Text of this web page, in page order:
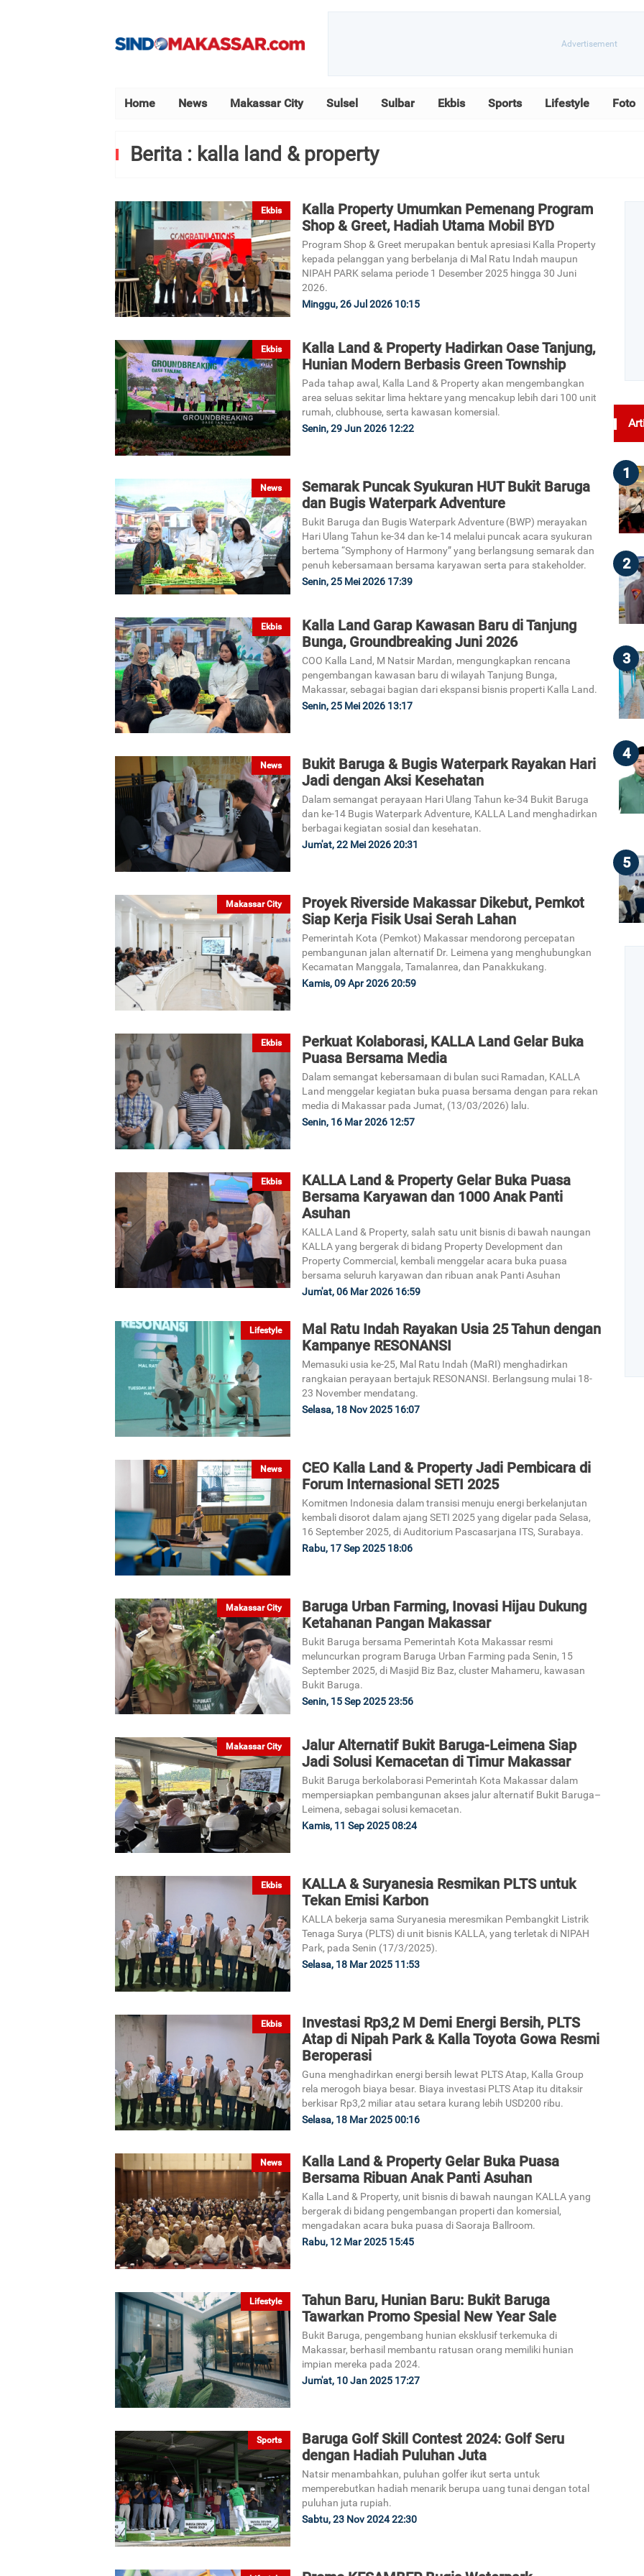
Home News Makassar City Sulsel Sulbar Ekbis Sports Lifestyle Foto
Berita : kalla land & property
Ekbis
Kalla Property Umumkan Pemenang Program
Shop & Greet, Hadiah Utama Mobil BYD
Program Shop & Greet merupakan bentuk apresiasi Kalla Property
kepada pelanggan yang berbelanja di Mal Ratu Indah maupun
NIPAH PARK selama periode 1 Desember 2025 hingga 30 Juni
2026.
Minggu, 26 Jul 2026 10:15
Ekbis
Kalla Land & Property Hadirkan Oase Tanjung,
Hunian Modern Berbasis Green Township
Pada tahap awal, Kalla Land & Property akan mengembangkan
area seluas sekitar lima hektare yang mencakup lebih dari 100 unit
rumah, clubhouse, serta kawasan komersial.
Senin, 29 Jun 2026 12:22
News
Semarak Puncak Syukuran HUT Bukit Baruga
dan Bugis Waterpark Adventure
Bukit Baruga dan Bugis Waterpark Adventure (BWP) merayakan
Hari Ulang Tahun ke-34 dan ke-14 melalui puncak acara syukuran
bertema “Symphony of Harmony” yang berlangsung semarak dan
penuh kebersamaan bersama karyawan serta para stakeholder.
Senin, 25 Mei 2026 17:39
Ekbis
Kalla Land Garap Kawasan Baru di Tanjung
Bunga, Groundbreaking Juni 2026
COO Kalla Land, M Natsir Mardan, mengungkapkan rencana
pengembangan kawasan baru di wilayah Tanjung Bunga,
Makassar, sebagai bagian dari ekspansi bisnis properti Kalla Land.
Senin, 25 Mei 2026 13:17
News
Bukit Baruga & Bugis Waterpark Rayakan Hari
Jadi dengan Aksi Kesehatan
Dalam semangat perayaan Hari Ulang Tahun ke-34 Bukit Baruga
dan ke-14 Bugis Waterpark Adventure, KALLA Land menghadirkan
berbagai kegiatan sosial dan kesehatan.
Jum'at, 22 Mei 2026 20:31
Makassar City
Proyek Riverside Makassar Dikebut, Pemkot
Siap Kerja Fisik Usai Serah Lahan
Pemerintah Kota (Pemkot) Makassar mendorong percepatan
pembangunan jalan alternatif Dr. Leimena yang menghubungkan
Kecamatan Manggala, Tamalanrea, dan Panakkukang.
Kamis, 09 Apr 2026 20:59
Ekbis
Perkuat Kolaborasi, KALLA Land Gelar Buka
Puasa Bersama Media
Dalam semangat kebersamaan di bulan suci Ramadan, KALLA
Land menggelar kegiatan buka puasa bersama dengan para rekan
media di Makassar pada Jumat, (13/03/2026) lalu.
Senin, 16 Mar 2026 12:57
Ekbis
KALLA Land & Property Gelar Buka Puasa
Bersama Karyawan dan 1000 Anak Panti
Asuhan
KALLA Land & Property, salah satu unit bisnis di bawah naungan
KALLA yang bergerak di bidang Property Development dan
Property Commercial, kembali menggelar acara buka puasa
bersama seluruh karyawan dan ribuan anak Panti Asuhan
Jum'at, 06 Mar 2026 16:59
Lifestyle
Mal Ratu Indah Rayakan Usia 25 Tahun dengan
Kampanye RESONANSI
Memasuki usia ke-25, Mal Ratu Indah (MaRI) menghadirkan
rangkaian perayaan bertajuk RESONANSI. Berlangsung mulai 18-
23 November mendatang.
Selasa, 18 Nov 2025 16:07
News
CEO Kalla Land & Property Jadi Pembicara di
Forum Internasional SETI 2025
Komitmen Indonesia dalam transisi menuju energi berkelanjutan
kembali disorot dalam ajang SETI 2025 yang digelar pada Selasa,
16 September 2025, di Auditorium Pascasarjana ITS, Surabaya.
Rabu, 17 Sep 2025 18:06
Makassar City
Baruga Urban Farming, Inovasi Hijau Dukung
Ketahanan Pangan Makassar
Bukit Baruga bersama Pemerintah Kota Makassar resmi
meluncurkan program Baruga Urban Farming pada Senin, 15
September 2025, di Masjid Biz Baz, cluster Mahameru, kawasan
Bukit Baruga.
Senin, 15 Sep 2025 23:56
Makassar City
Jalur Alternatif Bukit Baruga-Leimena Siap
Jadi Solusi Kemacetan di Timur Makassar
Bukit Baruga berkolaborasi Pemerintah Kota Makassar dalam
mempersiapkan pembangunan akses jalur alternatif Bukit Baruga–
Leimena, sebagai solusi kemacetan.
Kamis, 11 Sep 2025 08:24
Ekbis
KALLA & Suryanesia Resmikan PLTS untuk
Tekan Emisi Karbon
KALLA bekerja sama Suryanesia meresmikan Pembangkit Listrik
Tenaga Surya (PLTS) di unit bisnis KALLA, yang terletak di NIPAH
Park, pada Senin (17/3/2025).
Selasa, 18 Mar 2025 11:53
Ekbis
Investasi Rp3,2 M Demi Energi Bersih, PLTS
Atap di Nipah Park & Kalla Toyota Gowa Resmi
Beroperasi
Guna menghadirkan energi bersih lewat PLTS Atap, Kalla Group
rela merogoh biaya besar. Biaya investasi PLTS Atap itu ditaksir
berkisar Rp3,2 miliar atau setara kurang lebih USD200 ribu.
Selasa, 18 Mar 2025 00:16
News
Kalla Land & Property Gelar Buka Puasa
Bersama Ribuan Anak Panti Asuhan
Kalla Land & Property, unit bisnis di bawah naungan KALLA yang
bergerak di bidang pengembangan properti dan komersial,
mengadakan acara buka puasa di Saoraja Ballroom.
Rabu, 12 Mar 2025 15:45
Lifestyle
Tahun Baru, Hunian Baru: Bukit Baruga
Tawarkan Promo Spesial New Year Sale
Bukit Baruga, pengembang hunian eksklusif terkemuka di
Makassar, berhasil membantu ratusan orang memiliki hunian
impian mereka pada 2024.
Jum'at, 10 Jan 2025 17:27
Sports
Baruga Golf Skill Contest 2024: Golf Seru
dengan Hadiah Puluhan Juta
Natsir menambahkan, puluhan golfer ikut serta untuk
memperebutkan hadiah menarik berupa uang tunai dengan total
puluhan juta rupiah.
Sabtu, 23 Nov 2024 22:30
1
2
3
4
5